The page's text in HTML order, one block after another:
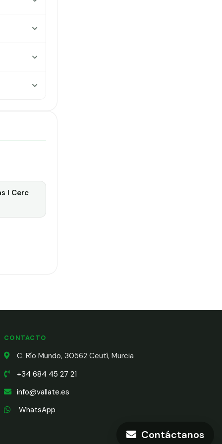
I Cerc
Contáctanos
CONTACTO
C. Río Mundo, 30562 Ceutí, Murcia
+34 684 45 27 21
info@vallate.es
WhatsApp